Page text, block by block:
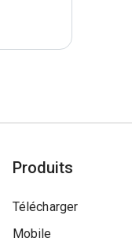
Produits
Télécharger
Mobile